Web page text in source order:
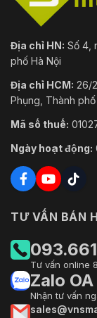
Địa chỉ HN: Số 4,
phố Hà Nội
Địa chỉ HCM: 26/
Phụng, Thành
Mã số thuế:
Ngày hoạt động:
TƯ VẤN BÁN
Tư vấn online
Zalo OA
Nhận tư vấn